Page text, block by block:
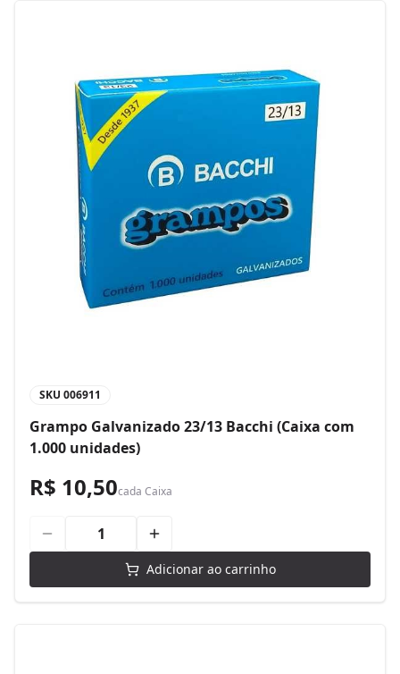
SKU 006911
Grampo Galvanizado 23/13 Bacchi (Caixa com
1.000 unidades)
R$ 10,50cada Caixa
Adicionar ao carrinho